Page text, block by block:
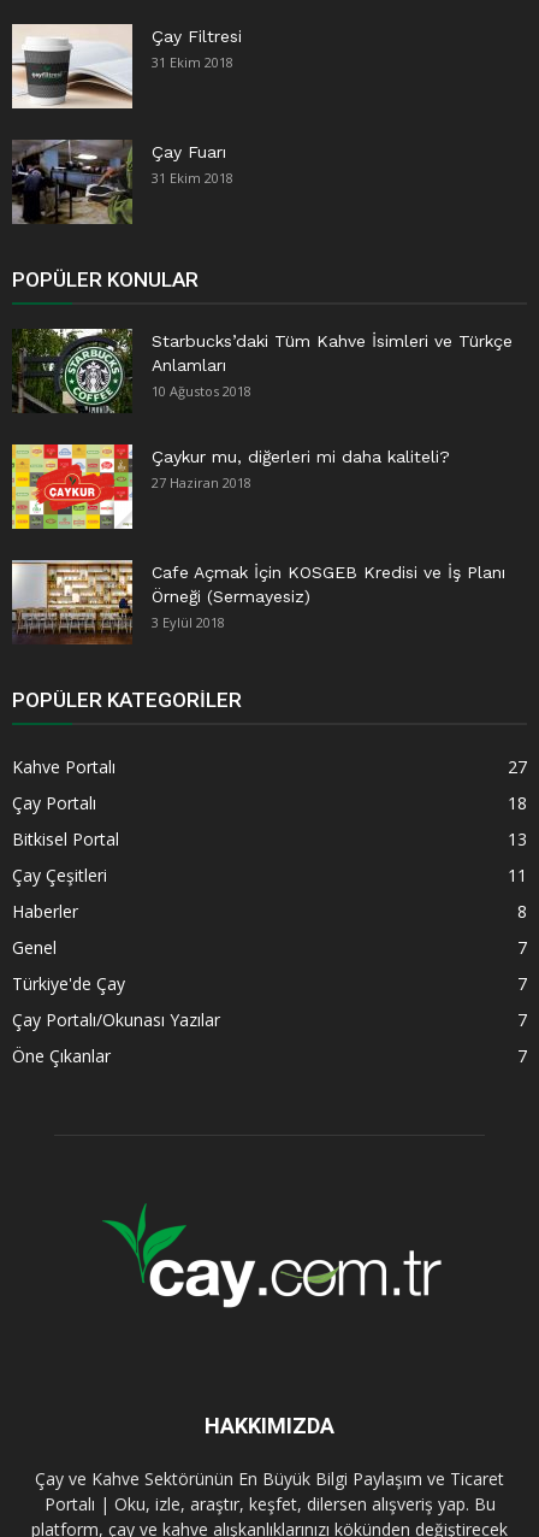
Çay Filtresi
31 Ekim 2018
Çay Fuarı
31 Ekim 2018
POPÜLER KONULAR
Starbucks’daki Tüm Kahve İsimleri ve Türkçe
Anlamları
10 Ağustos 2018
Çaykur mu, diğerleri mi daha kaliteli?
27 Haziran 2018
Cafe Açmak İçin KOSGEB Kredisi ve İş Planı
Örneği (Sermayesiz)
3 Eylül 2018
POPÜLER KATEGORILER
Kahve Portalı
27
Çay Portalı
18
Bitkisel Portal
13
Çay Çeşitleri
11
Haberler
8
Genel
7
Türkiye'de Çay
7
Çay Portalı/Okunası Yazılar
7
Öne Çıkanlar
7
HAKKIMIZDA
Çay ve Kahve Sektörünün En Büyük Bilgi Paylaşım ve Ticaret
Portalı | Oku, izle, araştır, keşfet, dilersen alışveriş yap. Bu
platform, çay ve kahve alışkanlıklarınızı kökünden değiştirecek